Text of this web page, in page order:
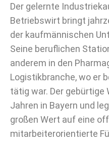
Der gelernte
Betriebswirt bringt
der kaufmännischen
Seine beruflichen
anderem in den
Logistikbranche, wo er
tätig war. Der
Jahren in Bayern und
großen Wert auf eine
mitarbeiterorientierte